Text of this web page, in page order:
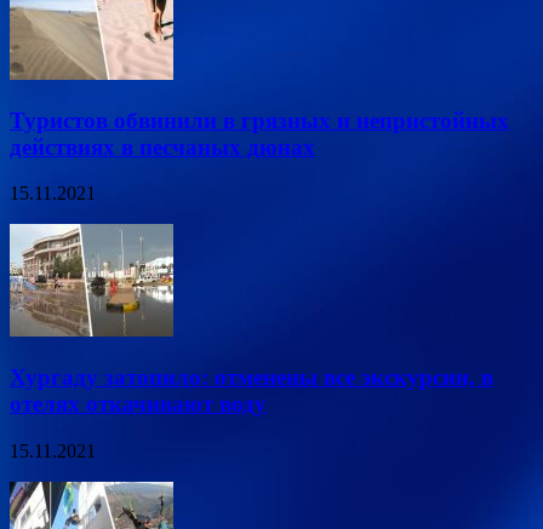
Туристов обвинили в грязных и непристойных
действиях в песчаных дюнах
15.11.2021
Хургаду затопило: отменены все экскурсии, в
отелях откачивают воду
15.11.2021